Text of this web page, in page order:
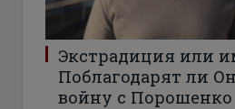
Экстрадиция или
Поблагодарят ли
войну с Порошенко